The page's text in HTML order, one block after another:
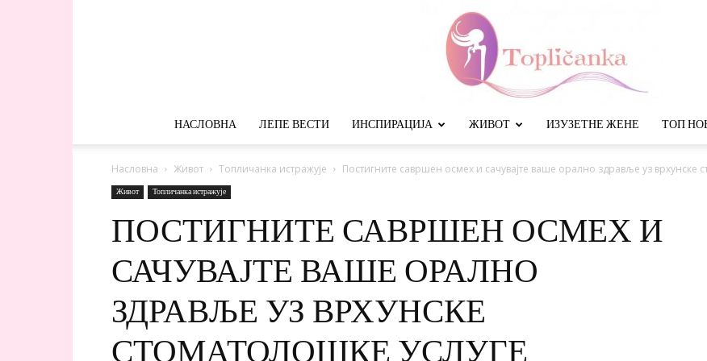
НАСЛОВНА ЛЕПЕ ВЕСТИ ИНСПИРАЦИЈА ЖИВОТ ИЗУЗЕТНЕ ЖЕНЕ ТОП
Насловна Живот Топличанка истражује Постигните савршен осмех и сачувајте ваше орално здравље уз врхунске
Живот Топличанка истражује
ПОСТИГНИТЕ САВРШЕН ОСМЕХ И
САЧУВАЈТЕ ВАШЕ ОРАЛНО
ЗДРАВЉЕ УЗ ВРХУНСКЕ
СТОМАТОЛОШКЕ УСЛУГЕ